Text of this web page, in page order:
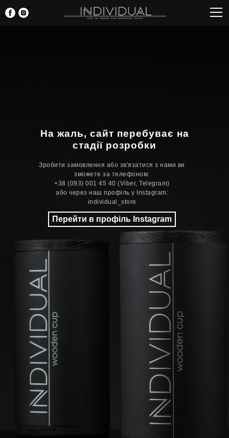
На жаль, сайт перебуває на
стадії розробки
Зробити замовлення або зв'язатися з нами ви
зможете за телефоном:
+38 (093) 001 45 40 (Viber, Telegram)
або через наш профіль у Instagram:
individual_store
Перейти в профіль Instagram